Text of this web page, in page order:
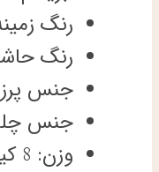
رنگ
رنگ
جنس
جنس
وزن: 8 کیلوگرم